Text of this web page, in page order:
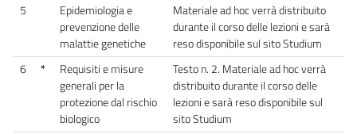
5
Epidemiologia e
prevenzione delle
malattie genetiche
Materiale ad hoc verrà distribuito
durante il corso delle lezioni e sarà
reso disponibile sul sito Studium
6
*
Requisiti e misure
generali per la
protezione dal rischio
biologico
Testo n. 2. Materiale ad hoc verrà
distribuito durante il corso delle
lezioni e sarà reso disponibile sul
sito Studium